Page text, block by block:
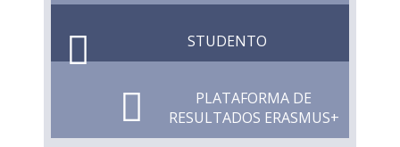
STUDENTO
PLATAFORMA DE
RESULTADOS ERASMUS+